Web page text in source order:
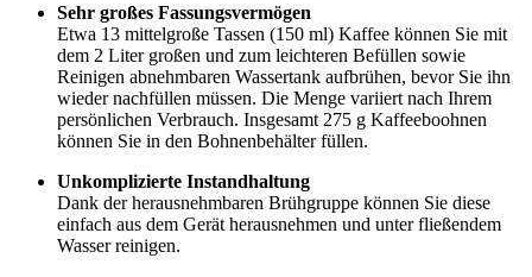
Sehr großes Fassungsvermögen
Etwa 13 mittelgroße Tassen (150 ml) Kaffee können Sie mit
dem 2 Liter großen und zum leichteren Befüllen sowie
Reinigen abnehmbaren Wassertank aufbrühen, bevor Sie ihn
wieder nachfüllen müssen. Die Menge variiert nach Ihrem
persönlichen Verbrauch. Insgesamt 275 g Kaffeeboohnen
können Sie in den Bohnenbehälter füllen.
Unkomplizierte Instandhaltung
Dank der herausnehmbaren Brühgruppe können Sie diese
einfach aus dem Gerät herausnehmen und unter fließendem
Wasser reinigen.